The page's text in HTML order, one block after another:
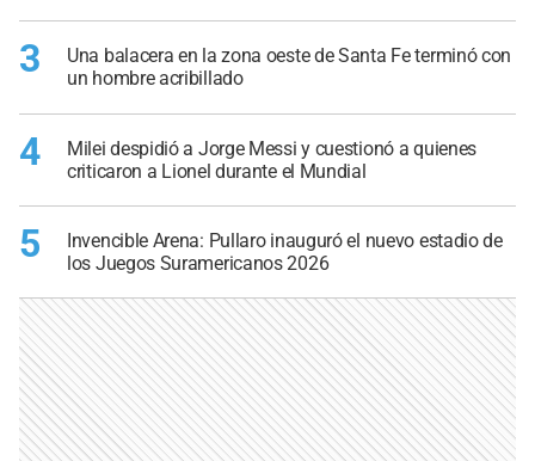
3
Una balacera en la zona oeste de Santa Fe terminó con
un hombre acribillado
4
Milei despidió a Jorge Messi y cuestionó a quienes
criticaron a Lionel durante el Mundial
5
Invencible Arena: Pullaro inauguró el nuevo estadio de
los Juegos Suramericanos 2026